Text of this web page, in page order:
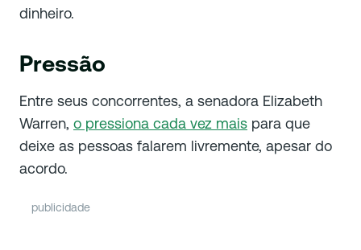
dinheiro.
Pressão
Entre seus concorrentes, a senadora Elizabeth
Warren, o pressiona cada vez mais para que
deixe as pessoas falarem livremente, apesar do
acordo.
publicidade